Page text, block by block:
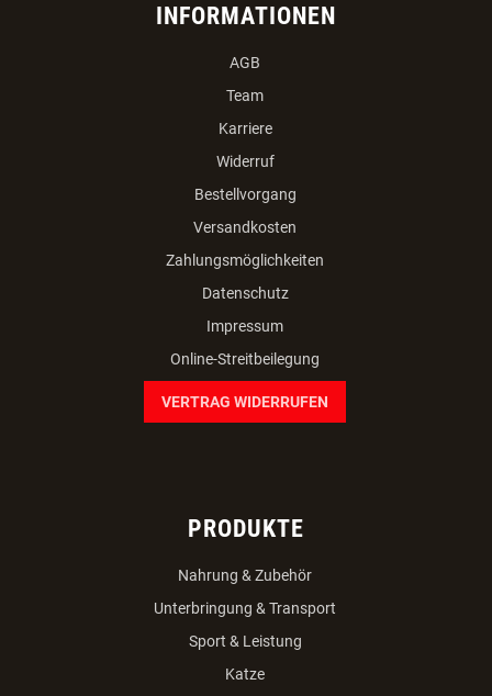
INFORMATIONEN
AGB
Team
Karriere
Widerruf
Bestellvorgang
Versandkosten
Zahlungsmöglichkeiten
Datenschutz
Impressum
Online-Streitbeilegung
VERTRAG WIDERRUFEN
PRODUKTE
Nahrung & Zubehör
Unterbringung & Transport
Sport & Leistung
Katze